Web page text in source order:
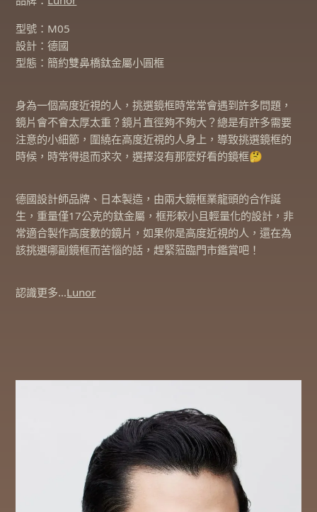
型號：M05​
設計：德國​
型態：簡約雙鼻橋鈦金屬小圓框
身為一個高度近視的人，​挑選鏡框時常常會遇到許多問題，​
鏡片會不會太厚太重？​鏡片直徑夠不夠大？​總是有許多需要
注意的小細節，​圍繞在高度近視的人身上，​導致挑選鏡框的
時候，​時常得退而求次，​選擇沒有那麼好看的鏡框🤔​
德國設計師品牌、日本製造，​由兩大鏡框業龍頭的合作誕
生，​重量僅17公克的鈦金屬，​框形較小且輕量化的設計，​非
常適合製作高度數的鏡片，​如果你是高度近視的人，​還在為
該挑選哪副鏡框而苦惱的話，​趕緊蒞臨門市鑑賞吧！​
認識更多…Lunor​